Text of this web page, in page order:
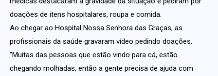
doações de itens hospitalares, roupa e comida.
Ao chegar ao Hospital Nossa Senhora das Graças, as
profissionais da saúde gravaram vídeo pedindo doações.
“Muitas das pessoas que estão vindo para cá, estão
chegando molhadas, então a gente precisa de ajuda com